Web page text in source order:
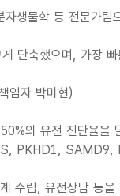
생물학 등 전문가팀
단축했으며, 가장
임자 박미현)
의 유전 진단율을
PKHD1, SAMD9,
수립, 유전상담 등을